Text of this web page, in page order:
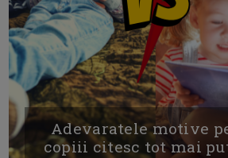
Adevaratele motive
copiii citesc tot mai